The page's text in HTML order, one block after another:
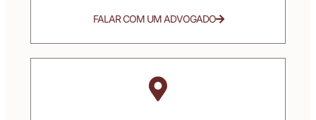
FALAR COM UM ADVOGADO